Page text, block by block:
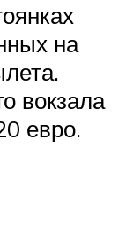
на
вокзала
евро.